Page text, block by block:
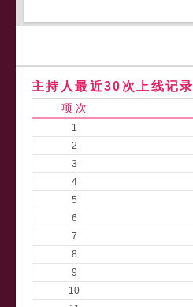
主持人最近30次上线记录
项 次
1
2
3
4
5
6
7
8
9
10